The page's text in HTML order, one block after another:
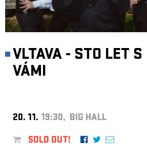
VLTAVA - STO LET S
VÁMI
20. 11. 19:30, BIG HALL
SOLD OUT!